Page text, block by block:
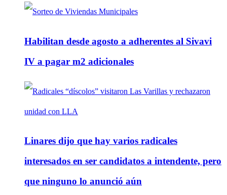
Habilitan desde agosto a adherentes al Sivavi
IV a pagar m2 adicionales
Linares dijo que hay varios radicales
interesados en ser candidatos a intendente, pero
que ninguno lo anunció aún